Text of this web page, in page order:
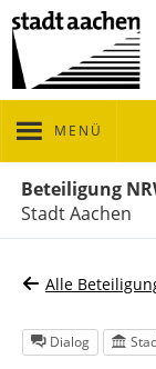
MENÜ
Beteiligung
Stadt Aachen
Alle
Dialog